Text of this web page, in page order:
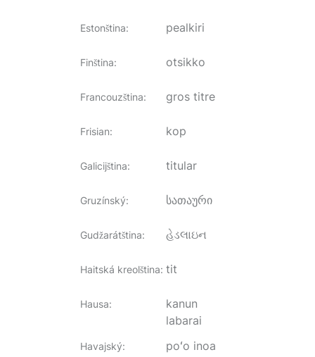
Estonština: pealkiri
Finština: otsikko
Francouzština: gros titre
Frisian: kop
Galicijština: titular
Gruzínský: სათაური
Gudžarátština: હેડલાઇન
Haitská kreolština: tit
Hausa:
kanun
labarai
Havajský: poʻo inoa